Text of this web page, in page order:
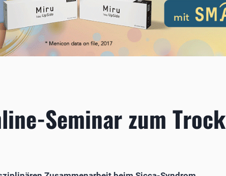
Seminar zum